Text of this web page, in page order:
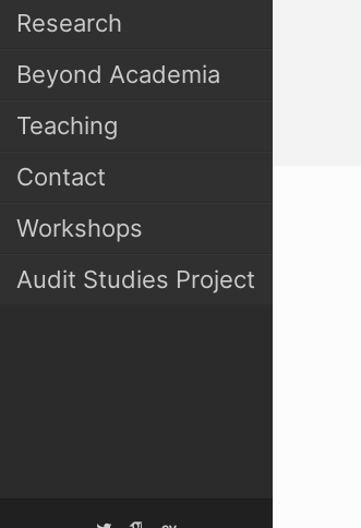
Research
Beyond Academia
Teaching
Contact
Workshops
Audit Studies Project